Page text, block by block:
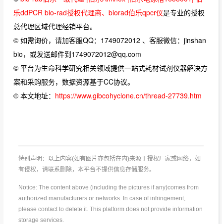
乐ddPCR bio-rad授权代理商、biorad伯乐qpcr仪是专业的授权
总代理区域代理经销平台。
© 如需询价，请加客服QQ：1749072012 、客服微信：jinshan
bio，或发送邮件到1749072012@qq.com
© 平台为生命科学研究相关领域提供一站式耗材试剂仪器解决方
案和采购服务，数据资源基于CC协议。
© 本文地址： https://www.gibcohyclone.cn/thread-27739.htm
特别声明：以上内容(如有图片亦包括在内)来源于授权厂家或网络，如
有侵权，请联系删除，本平台不提供信息存储服务。
Notice: The content above (including the pictures if any)comes from
authorized manufacturers or networks. In case of infringement,
please contact to delete it. This platform does not provide information
storage services.